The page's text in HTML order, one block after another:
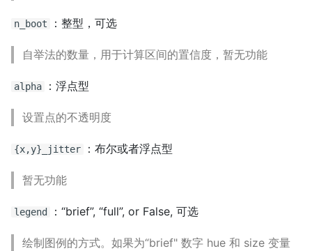
n_boot ：整型，可选
自举法的数量，用于计算区间的置信度，暂无功能
alpha ：浮点型
设置点的不透明度
{x,y}_jitter ：布尔或者浮点型
暂无功能
legend ：“brief”, “full”, or False, 可选
绘制图例的方式。如果为“brief" 数字 hue 和 size 变量